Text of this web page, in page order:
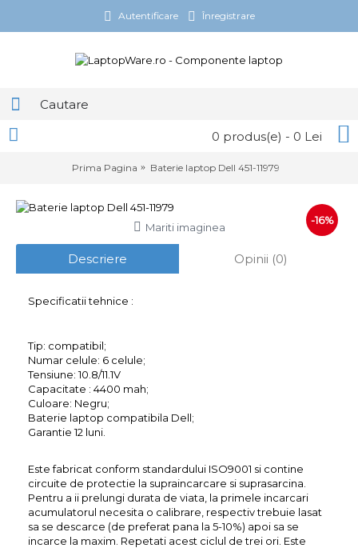
Autentificare Înregistrare
0 produs(e) - 0 Lei
Prima Pagina Baterie laptop Dell 451-11979
-16%
Mariti imaginea
Descriere Opinii (0)
Specificatii tehnice :
Tip: compatibil;
Numar celule: 6 celule;
Tensiune: 10.8/11.1V
Capacitate : 4400 mah;
Culoare: Negru;
Baterie laptop compatibila Dell;
Garantie 12 luni.
Este fabricat conform standardului ISO9001 si contine
circuite de protectie la supraincarcare si suprasarcina.
Pentru a ii prelungi durata de viata, la primele incarcari
acumulatorul necesita o calibrare, respectiv trebuie lasat
sa se descarce (de preferat pana la 5-10%) apoi sa se
incarce la maxim. Repetati acest ciclul de trei ori. Este